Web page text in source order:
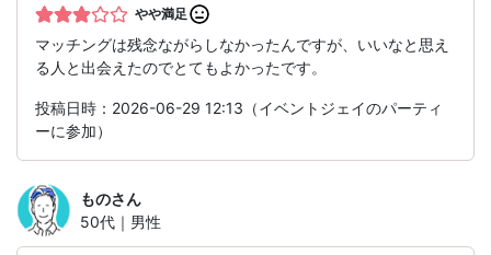
やや満足
マッチングは残念ながらしなかったんですが、いいなと思え
る人と出会えたのでとてもよかったです。
投稿日時：2026-06-29 12:13（イベントジェイのパーティ
ーに参加）
ものさん
50代｜男性